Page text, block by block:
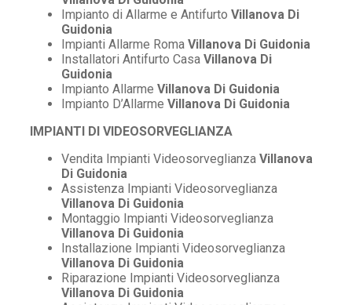
Impianto di Allarme e Antifurto Villanova Di
Guidonia
Impianti Allarme Roma Villanova Di Guidonia
Installatori Antifurto Casa Villanova Di
Guidonia
Impianto Allarme Villanova Di Guidonia
Impianto D’Allarme Villanova Di Guidonia
IMPIANTI DI VIDEOSORVEGLIANZA
Vendita Impianti Videosorveglianza Villanova
Di Guidonia
Assistenza Impianti Videosorveglianza
Villanova Di Guidonia
Montaggio Impianti Videosorveglianza
Villanova Di Guidonia
Installazione Impianti Videosorveglianza
Villanova Di Guidonia
Riparazione Impianti Videosorveglianza
Villanova Di Guidonia